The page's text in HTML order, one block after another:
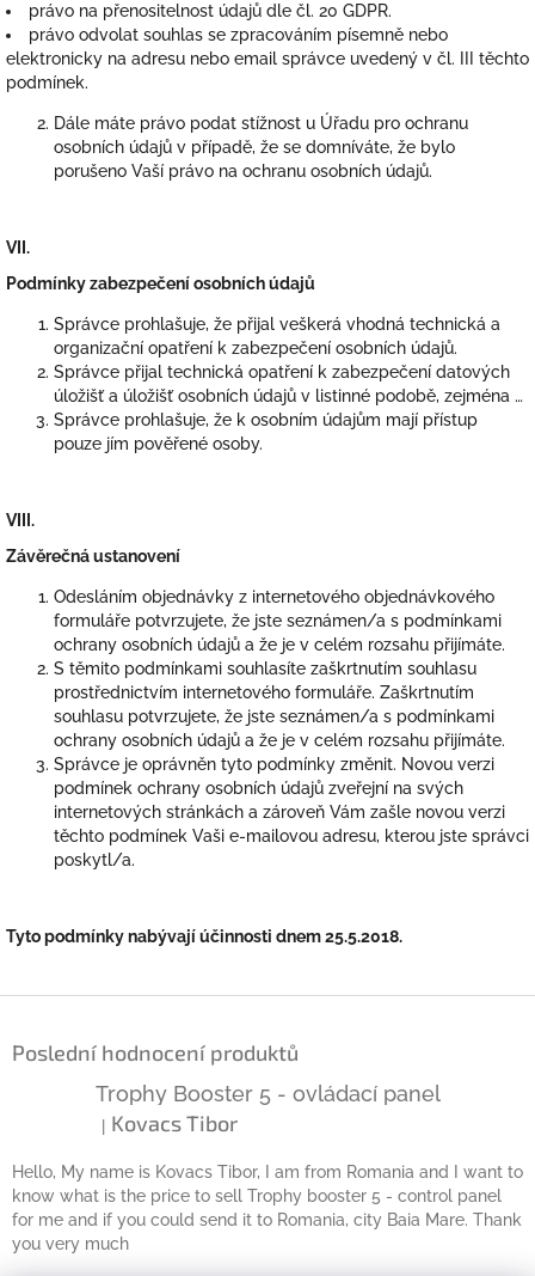
právo na přenositelnost údajů dle čl. 20 GDPR.
právo odvolat souhlas se zpracováním písemně nebo
elektronicky na adresu nebo email správce uvedený v čl. III těchto
podmínek.
Dále máte právo podat stížnost u Úřadu pro ochranu
osobních údajů v případě, že se domníváte, že bylo
porušeno Vaší právo na ochranu osobních údajů.
VII.
Podmínky zabezpečení osobních údajů
Správce prohlašuje, že přijal veškerá vhodná technická a
organizační opatření k zabezpečení osobních údajů.
Správce přijal technická opatření k zabezpečení datových
úložišť a úložišť osobních údajů v listinné podobě, zejména …
Správce prohlašuje, že k osobním údajům mají přístup
pouze jím pověřené osoby.
VIII.
Závěrečná ustanovení
Odesláním objednávky z internetového objednávkového
formuláře potvrzujete, že jste seznámen/a s podmínkami
ochrany osobních údajů a že je v celém rozsahu přijímáte.
S těmito podmínkami souhlasíte zaškrtnutím souhlasu
prostřednictvím internetového formuláře. Zaškrtnutím
souhlasu potvrzujete, že jste seznámen/a s podmínkami
ochrany osobních údajů a že je v celém rozsahu přijímáte.
Správce je oprávněn tyto podmínky změnit. Novou verzi
podmínek ochrany osobních údajů zveřejní na svých
internetových stránkách a zároveň Vám zašle novou verzi
těchto podmínek Vaši e-mailovou adresu, kterou jste správci
poskytl/a.
Tyto podmínky nabývají účinnosti dnem 25.5.2018.
Poslední hodnocení produktů
Trophy Booster 5 - ovládací panel
Hodnocení produktu je 5 z 5 hvězdiček.
| Kovacs Tibor
Hello, My name is Kovacs Tibor, I am from Romania and I want to
know what is the price to sell Trophy booster 5 - control panel
for me and if you could send it to Romania, city Baia Mare. Thank
you very much